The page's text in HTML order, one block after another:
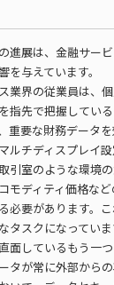
進展は、金融サー
を与えています。
業界の従業員は、
指先で把握している
重要な財務データ
ルチディスプレイ設
引室のような環境
モディティ価格な
必要があります。
タスクになっていま
面しているもう一
タが常に外部から